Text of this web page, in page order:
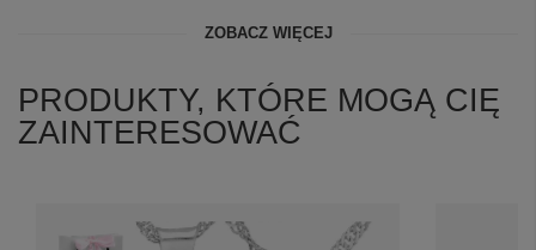
ZOBACZ WIĘCEJ
PRODUKTY, KTÓRE MOGĄ CIĘ
ZAINTERESOWAĆ